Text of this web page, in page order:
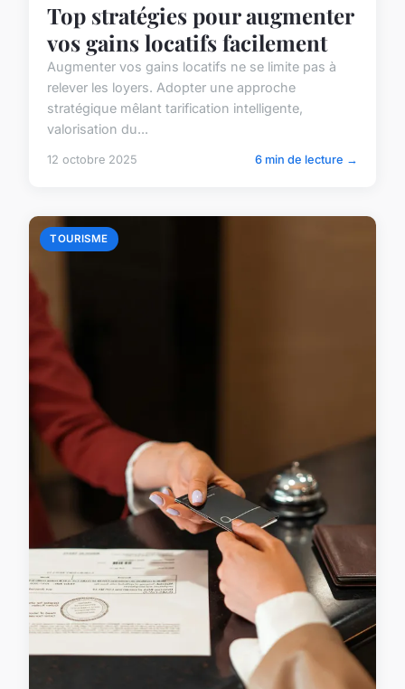
Top stratégies pour augmenter
vos gains locatifs facilement
Augmenter vos gains locatifs ne se limite pas à
relever les loyers. Adopter une approche
stratégique mêlant tarification intelligente,
valorisation du...
12 octobre 2025 6 min de lecture →
TOURISME